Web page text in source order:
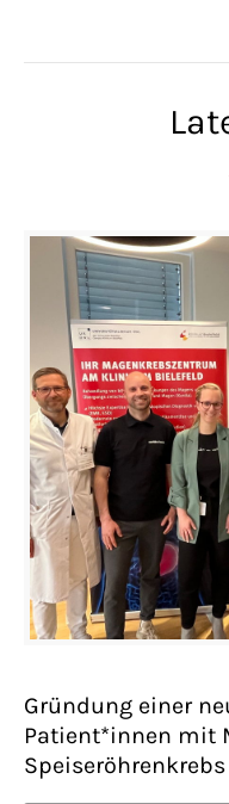
Gründung einer
Patient*innen mit